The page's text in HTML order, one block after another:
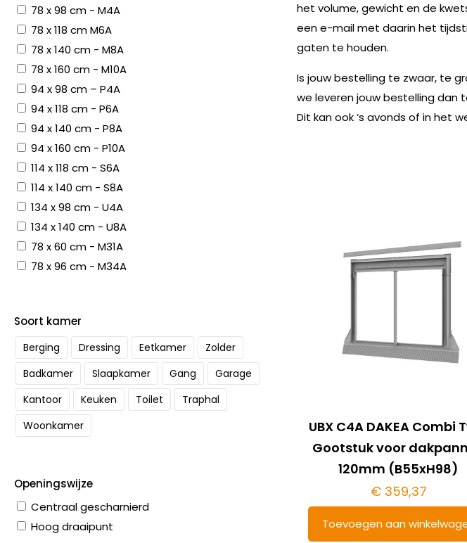
het volume, gewicht en de
een e-mail met daarin het
gaten te houden.
Is jouw bestelling te zwaar, te
we leveren jouw bestelling
Dit kan ook ‘s avonds of in het
UBX C4A DAKEA Combi
Gootstuk voor
120mm (B55xH98)
€359,37
Toevoegen aan
78 x 98 cm - M4A
78 x 118 cm M6A
78 x 140 cm - M8A
78 x 160 cm - M10A
94 x 98 cm – P4A
94 x 118 cm - P6A
94 x 140 cm - P8A
94 x 160 cm - P10A
114 x 118 cm - S6A
114 x 140 cm - S8A
134 x 98 cm - U4A
134 x 140 cm - U8A
78 x 60 cm - M31A
78 x 96 cm - M34A
Soort kamer
Berging Dressing Eetkamer
Zolder
Badkamer
Slaapkamer Gang
Garage
Kantoor
Keuken Toilet
Traphal
Woonkamer
Openingswijze
Centraal gescharnierd
Hoog draaipunt